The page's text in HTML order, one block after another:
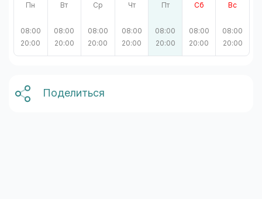
Пн
08:00
20:00
Вт
08:00
20:00
Ср
08:00
20:00
Чт
08:00
20:00
Пт
08:00
20:00
Сб
08:00
20:00
Вс
08:00
20:00
Поделиться